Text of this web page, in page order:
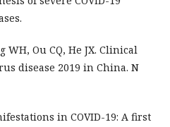
WH, Ou CQ, He JX. Clinical
disease 2019 in China. N
in COVID-19: A first